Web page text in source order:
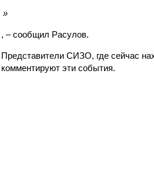
»
, – сообщил Расулов.
Представители СИЗО, где сейчас
комментируют эти события.